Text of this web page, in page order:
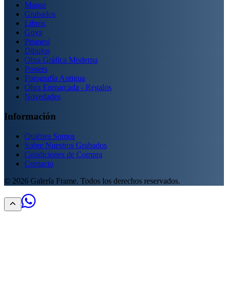
Mapas
Grabados
Libros
Goya
Piranesi
Dibujos
Obra Gráfica Moderna
Posters
Fotografía Antigua
Obra Enmarcada - Regalos
Novedades
Información
Quiénes Somos
Sobre Nuestros Grabados
Condiciones de Compra
Contacto
© 2026 Galería Frame. Todos los derechos reservados.